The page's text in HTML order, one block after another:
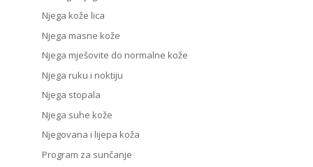
Njega kože lica
Njega masne kože
Njega mješovite do normalne kože
Njega ruku i noktiju
Njega stopala
Njega suhe kože
Njegovana i lijepa koža
Program za sunčanje